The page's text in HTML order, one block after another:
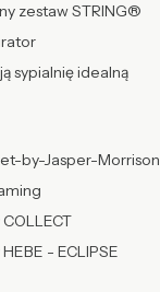
zestaw STRING®
sypialnię idealną
by-Jasper-Morrison
- ECLIPSE